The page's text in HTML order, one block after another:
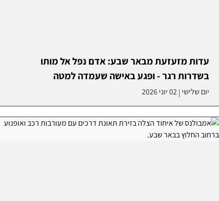
עדות מזעזעת מבאר שבע: אדם נפל אל מותו
בשדרות רגר - ופגע באישה שעמדה למטה
יום שלישי |02 יוני 2026